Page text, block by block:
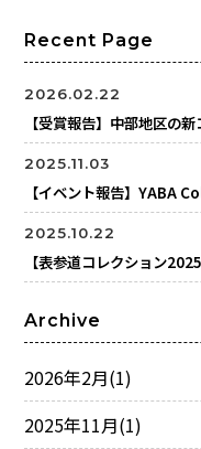
Recent Page
2026.02.22
【受賞報告】中部地区の
2025.11.03
【イベント報告】YABA
2025.10.22
【表参道コレクション
Archive
2026年2月(1)
2025年11月(1)